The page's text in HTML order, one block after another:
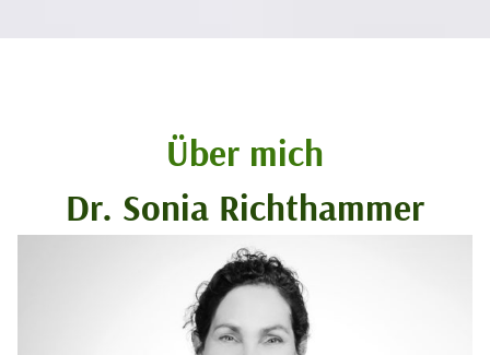
Über mich
Dr. Sonia Richthammer